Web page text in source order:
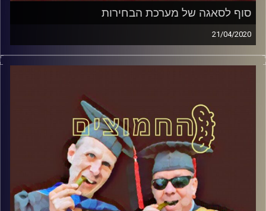
סוף לסאגה של מערכת הבחירות
21/04/2020
החמוצים – בפעם השלישית.
עם פרופסור בועז בן-דוד ופרופסור גלעד
הירשברגר
והפעם: סוף לסאגה של מערכת הבחירות
קרדיט תמונות:AudioVersity